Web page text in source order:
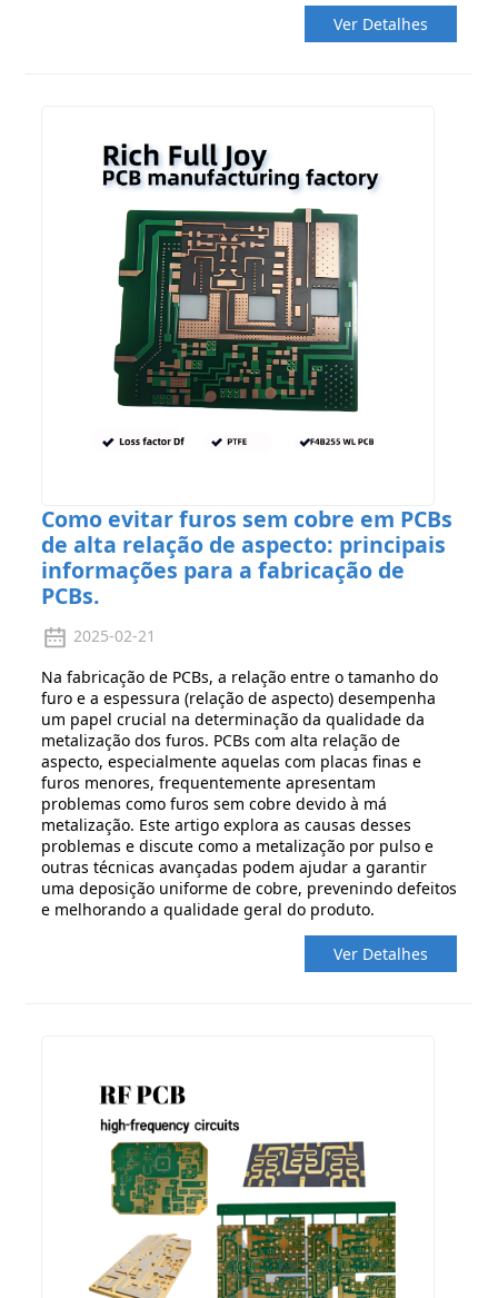
Ver Detalhes
Como evitar furos sem cobre em PCBs
de alta relação de aspecto: principais
informações para a fabricação de
PCBs.
2025-02-21
Na fabricação de PCBs, a relação entre o tamanho do
furo e a espessura (relação de aspecto) desempenha
um papel crucial na determinação da qualidade da
metalização dos furos. PCBs com alta relação de
aspecto, especialmente aquelas com placas finas e
furos menores, frequentemente apresentam
problemas como furos sem cobre devido à má
metalização. Este artigo explora as causas desses
problemas e discute como a metalização por pulso e
outras técnicas avançadas podem ajudar a garantir
uma deposição uniforme de cobre, prevenindo defeitos
e melhorando a qualidade geral do produto.
Ver Detalhes